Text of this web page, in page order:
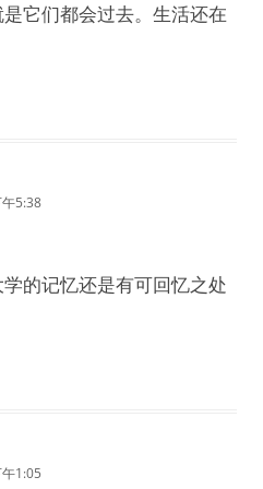
它们都会过去。生活还在
5:38
的记忆还是有可回忆之处
1:05